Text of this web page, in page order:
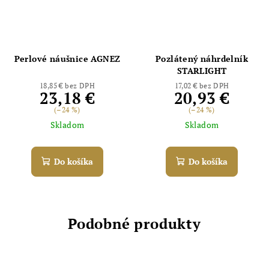
Perlové náušnice AGNEZ
18,85 € bez DPH
23,18 €
(–24 %)
Skladom
Do košíka
Pozlátený náhrdelník
STARLIGHT
17,02 € bez DPH
20,93 €
(–24 %)
Skladom
Do košíka
Podobné produkty